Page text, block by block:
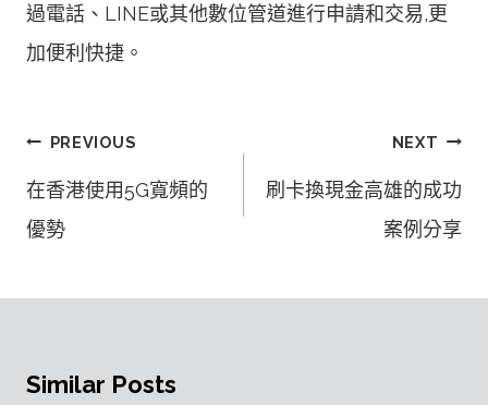
過電話、LINE或其他數位管道進行申請和交易,更
加便利快捷。
文
章
覽
PREVIOUS
在香港使用5G寬頻的
優勢
NEXT
刷卡換現金高雄的成功
案例分享
Similar Posts